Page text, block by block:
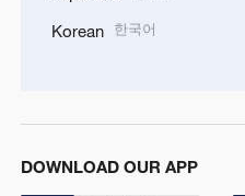
Korean 한국어
DOWNLOAD OUR APP